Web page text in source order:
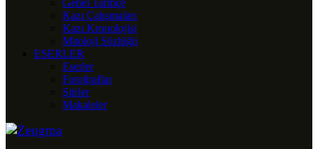
Genel Tarihçe
Kazı Çalışmaları
Kazı Kronolojisi
Mitoloji Sözlüğü
ESERLER
Eserler
Fotoğraflar
Şiirler
Makaleler